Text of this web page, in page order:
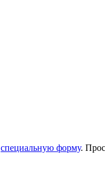
специальную форму.